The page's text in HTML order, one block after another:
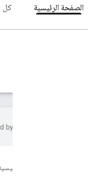
الصفحة الرئيسية كل
الصفحة